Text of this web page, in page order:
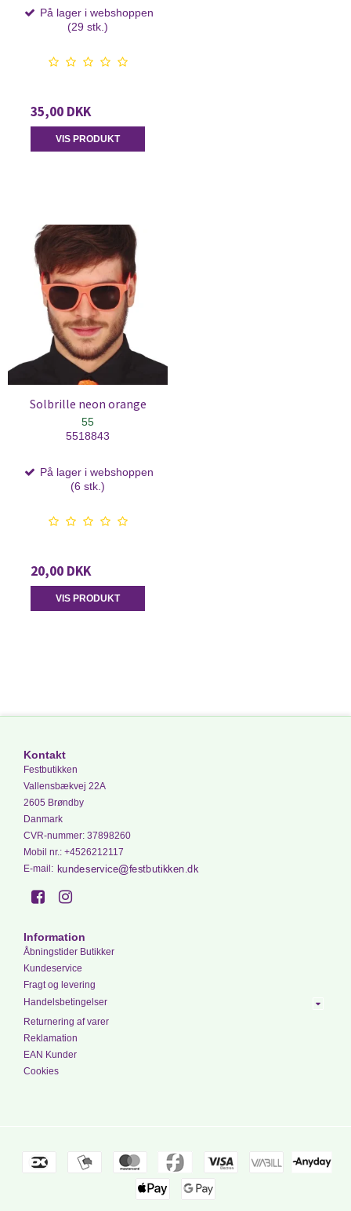
På lager i webshoppen
(29 stk.)
35,00 DKK
VIS PRODUKT
Solbrille neon orange
55
5518843
På lager i webshoppen
(6 stk.)
20,00 DKK
VIS PRODUKT
Kontakt
Festbutikken
Vallensbækvej 22A
2605 Brøndby
Danmark
CVR-nummer: 37898260
Mobil nr.: +4526212117
E-mail :
Information
Åbningstider Butikker
Kundeservice
Fragt og levering
Handelsbetingelser
Returnering af varer
Reklamation
EAN Kunder
Cookies